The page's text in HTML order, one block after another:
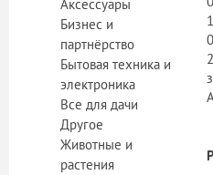
Аксессуары
Бизнес и
партнёрство
Бытовая техника и
электроника
Все для дачи
Другое
Животные и
растения